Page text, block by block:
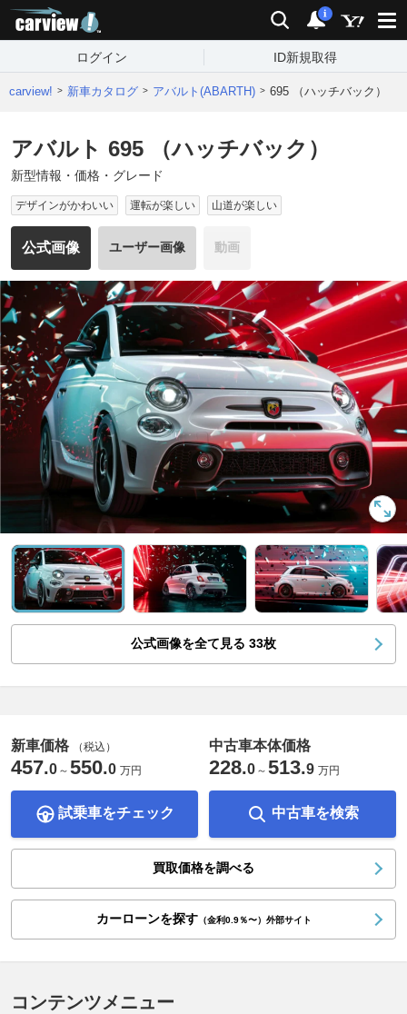
検索 通知
i
ログイン ID新規取得
carview! 新車カタログ アバルト(ABARTH) 695 （ハッチバック）
アバルト 695 （ハッチバック）
新型情報・価格・グレード
デザインがかわいい 運転が楽しい 山道が楽しい
公式画像 ユーザー画像 動画
公式画像を全て見る 33枚
新車価格 （税込）
457.0 ～ 550.0 万円
試乗車をチェック
中古車本体価格
228.0 ～ 513.9 万円
中古車を検索
買取価格を調べる
カーローンを探す（金利0.9％〜）外部サイト
コンテンツメニュー